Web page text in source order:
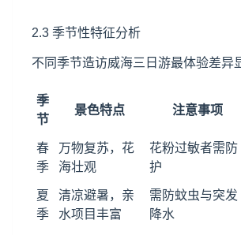
2.3 季节性特征分析
不同季节造访威海三日游最体验差异
季
节
景色特点 注意事项
春
季
万物复苏，花
海壮观
花粉过敏者需防
护
夏
季
清凉避暑，亲
水项目丰富
需防蚊虫与突发
降水